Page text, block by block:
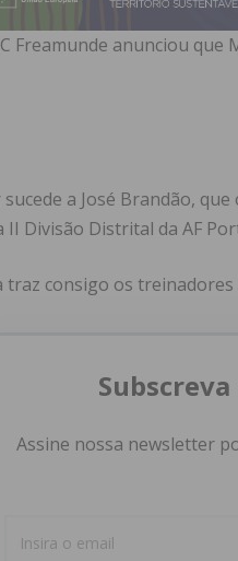
Freamunde anunciou que
a José Brandão,
II Divisão Distrital da AF
traz consigo os
Assine nossa newsletter